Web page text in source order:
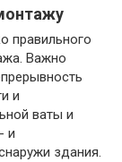
правильного
Важно
и
ваты и
и
здания.